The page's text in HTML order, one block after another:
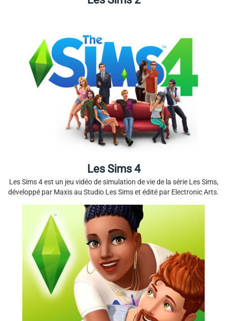
Les Sims 4
Les Sims 4 est un jeu vidéo de simulation de vie de la série Les Sims,
développé par Maxis au Studio Les Sims et édité par Electronic Arts.